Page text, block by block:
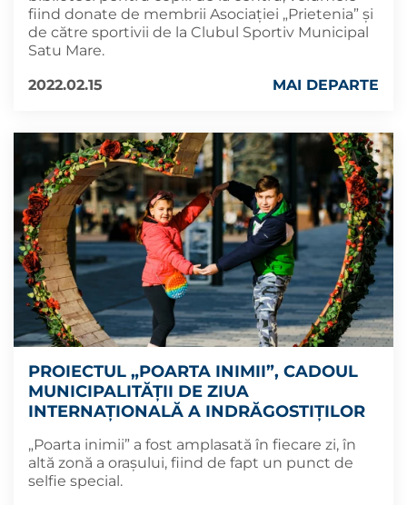
fiind donate de membrii Asociației „Prietenia” și
de către sportivii de la Clubul Sportiv Municipal
Satu Mare.
2022.02.15
MAI DEPARTE
PROIECTUL „POARTA INIMII”, CADOUL
MUNICIPALITĂȚII DE ZIUA
INTERNAȚIONALĂ A INDRĂGOSTIȚILOR
„Poarta inimii” a fost amplasată în fiecare zi, în
altă zonă a orașului, fiind de fapt un punct de
selfie special.